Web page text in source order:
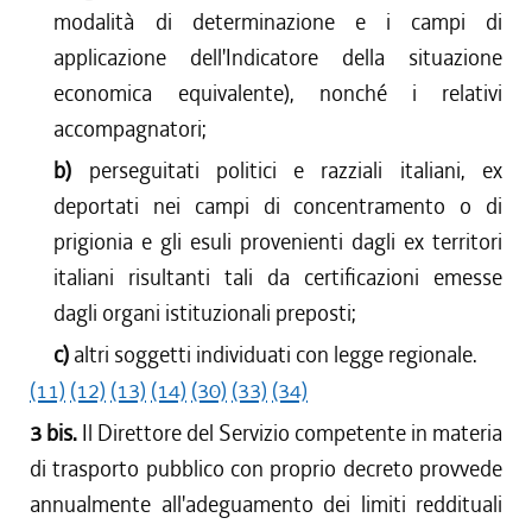
modalità di determinazione e i campi di
applicazione dell'Indicatore della situazione
economica equivalente), nonché i relativi
accompagnatori;
b) perseguitati politici e razziali italiani, ex
deportati nei campi di concentramento o di
prigionia e gli esuli provenienti dagli ex territori
italiani risultanti tali da certificazioni emesse
dagli organi istituzionali preposti;
c) altri soggetti individuati con legge regionale.
(11) (12) (13) (14) (30) (33) (34)
3 bis. Il Direttore del Servizio competente in materia
di trasporto pubblico con proprio decreto provvede
annualmente all'adeguamento dei limiti reddituali